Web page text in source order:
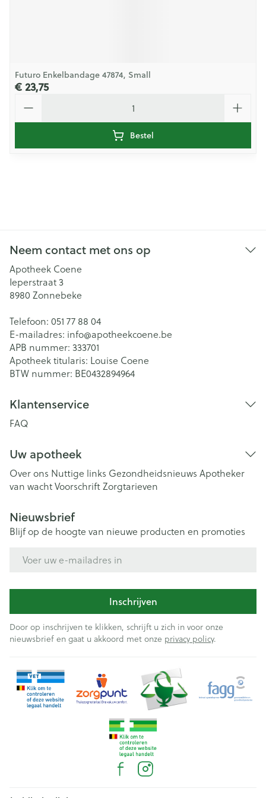
Futuro Enkelbandage 47874, Small
€ 23,75
Bestel
Neem contact met ons op
Apotheek Coene
Ieperstraat 3
8980 Zonnebeke
Telefoon: 051 77 88 04
E-mailadres: info@apotheekcoene.be
APB nummer: 333701
Apotheek titularis: Louise Coene
BTW nummer: BE0432894964
Klantenservice
FAQ
Uw apotheek
Over ons Nuttige links Gezondheidsnieuws Apotheker
van wachtVoorschriftZorgtarieven
Nieuwsbrief
Blijf op de hoogte van nieuwe producten en promoties
Inschrijven
Door op inschrijven te klikken, schrijft u zich in voor onze
nieuwsbrief en gaat u akkoord met onze privacy policy.